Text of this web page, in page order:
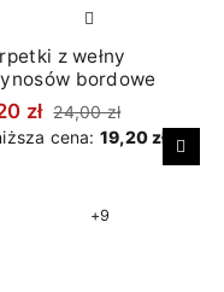
z wełny
bordowe
zł 24,00 zł
cena: 19,20 zł
+9